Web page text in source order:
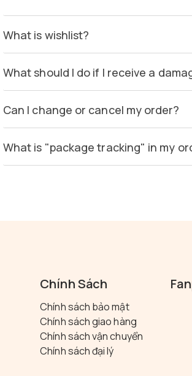
What is wishlist?
What should I do if I receive a
Can I change or cancel my order?
What is "package tracking" in my
Chính Sách
Chính sách bảo mật
Chính sách giao hàng
Chính sách vận chuyển
Chính sách đại lý